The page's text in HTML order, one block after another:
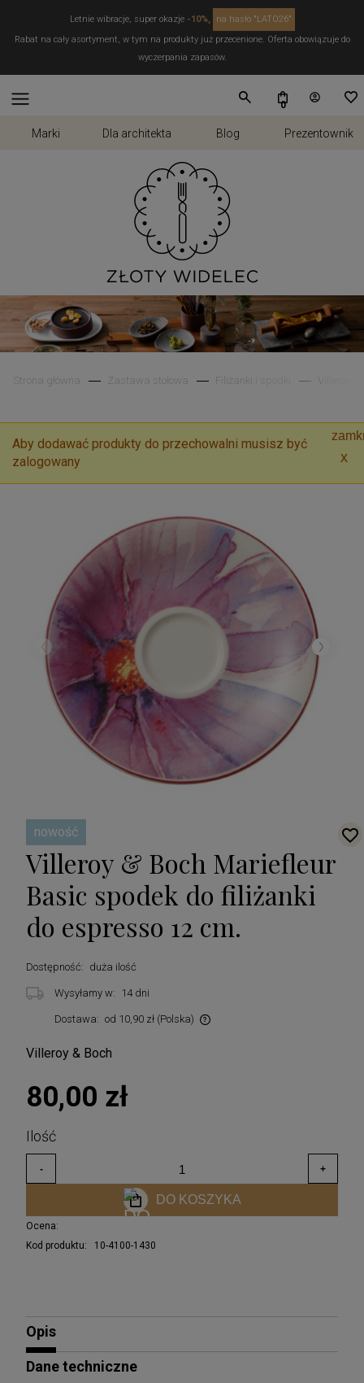
Letnie wibracje, super okazje -10%,
na hasło "LATO26"
Rabat na cały asortyment, w tym na produkty już przecenione. Oferta obowiązuje do
wyczerpania zapasów.
Marki Dla architekta Blog Prezentownik
Strona główna Zastawa stołowa Filiżanki i spodki
Aby dodawać produkty do przechowalni musisz być
zalogowany
nowość
Villeroy & Boch Mariefleur
Basic spodek do filiżanki
do espresso 12 cm.
Dostępność: duża ilość
Wysyłamy w: 14 dni
Dostawa: od 10,90 zł (Polska)
Villeroy & Boch
80,00 zł
DO KOSZYKA
Ocena:
Kod produktu:
10-4100-1430
Opis
Dane techniczne